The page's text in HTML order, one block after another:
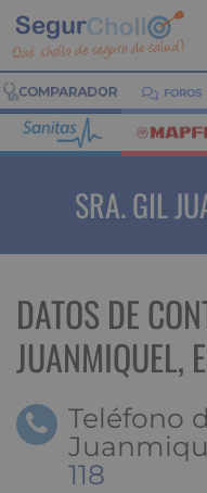
FOROS
SRA. GIL
DATOS DE
JUANMIQUEL,
Teléfono
118